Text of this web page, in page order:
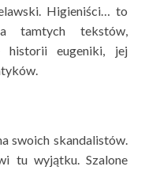
Higieniści… to
tamtych tekstów,
historii eugeniki, jej
swoich skandalistów.
tu wyjątku. Szalone